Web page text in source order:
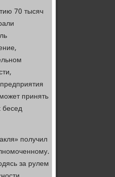
70 тысяч
принять
бесед
получил
за рулем